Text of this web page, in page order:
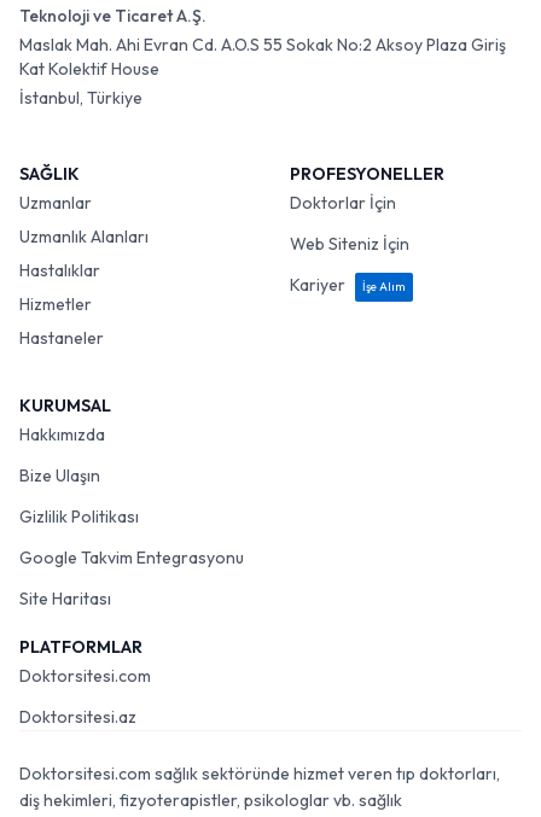
Teknoloji ve Ticaret A.Ş.
Maslak Mah. Ahi Evran Cd. A.O.S 55 Sokak No:2 Aksoy Plaza Giriş
Kat Kolektif House
İstanbul, Türkiye
SAĞLIK
Uzmanlar
Uzmanlık Alanları
Hastalıklar
Hizmetler
Hastaneler
PROFESYONELLER
Doktorlar İçin
Web Siteniz İçin
Kariyer
İşe Alım
KURUMSAL
Hakkımızda
Bize Ulaşın
Gizlilik Politikası
Google Takvim Entegrasyonu
Site Haritası
PLATFORMLAR
Doktorsitesi.com
Doktorsitesi.az
Doktorsitesi.com sağlık sektöründe hizmet veren tıp doktorları,
diş hekimleri, fizyoterapistler, psikologlar vb. sağlık